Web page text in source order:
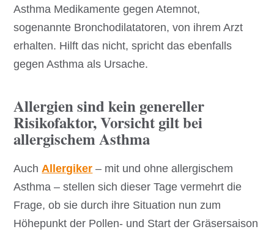
Asthma Medikamente gegen Atemnot,
sogenannte Bronchodilatatoren, von ihrem Arzt
erhalten. Hilft das nicht, spricht das ebenfalls
gegen Asthma als Ursache.
Allergien sind kein genereller
Risikofaktor, Vorsicht gilt bei
allergischem Asthma
Auch Allergiker – mit und ohne allergischem
Asthma – stellen sich dieser Tage vermehrt die
Frage, ob sie durch ihre Situation nun zum
Höhepunkt der Pollen- und Start der Gräsersaison